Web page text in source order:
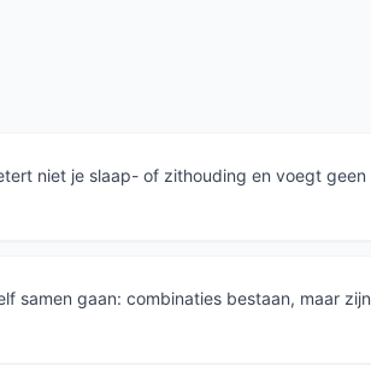
niet je slaap- of zithouding en voegt geen
samen gaan: combinaties bestaan, maar zijn